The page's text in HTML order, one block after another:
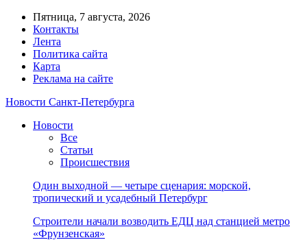
Пятница, 7 августа, 2026
Контакты
Лента
Политика сайта
Карта
Реклама на сайте
Новости Санкт-Петербурга
Новости
Все
Статьи
Происшествия
Один выходной — четыре сценария: морской,
тропический и усадебный Петербург
Строители начали возводить ЕДЦ над станцией метро
«Фрунзенская»